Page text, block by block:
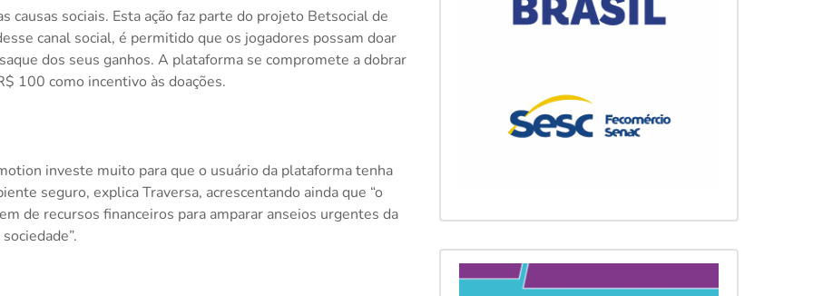
sociais. Esta ação faz parte do projeto Betsocial de
canal social, é permitido que os jogadores possam doar
dos seus ganhos. A plataforma se compromete a dobrar
100 como incentivo às doações.
investe muito para que o usuário da plataforma tenha
seguro, explica Traversa, acrescentando ainda que “o
de recursos financeiros para amparar anseios urgentes da
sociedade”.